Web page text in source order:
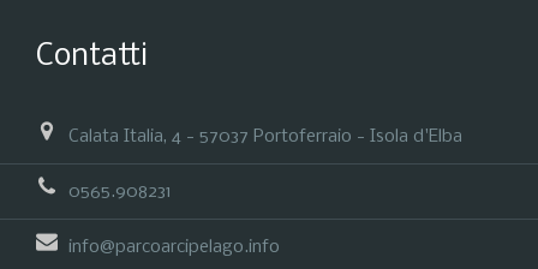
Contatti
Calata Italia, 4 - 57037 Portoferraio - Isola d'Elba
0565.908231
info@parcoarcipelago.info